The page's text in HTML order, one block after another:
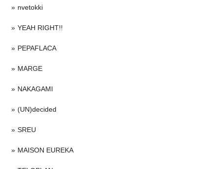
nvetokki
YEAH RIGHT!!
PEPAFLACA
MARGE
NAKAGAMI
(UN)decided
SREU
MAISON EUREKA